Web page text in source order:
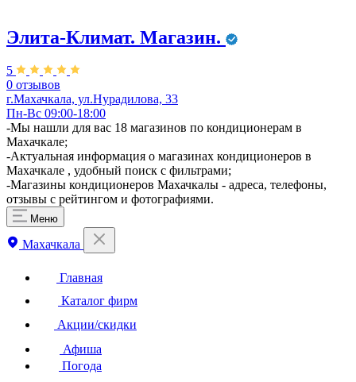
Элита-Климат. Магазин.
5
0 отзывов
г.Махачкала, ул.Нурадилова, 33
Пн-Вс 09:00-18:00
-Мы нашли для вас 18 магазинов по кондиционерам в
Махачкале;
-Актуальная информация о магазинах кондиционеров в
Махачкале , удобный поиск с фильтрами;
-Магазины кондиционеров Махачкалы - адреса, телефоны,
отзывы с рейтингом и фотографиями.
Меню
Махачкала
Главная
Каталог фирм
Акции/скидки
Афиша
Погода